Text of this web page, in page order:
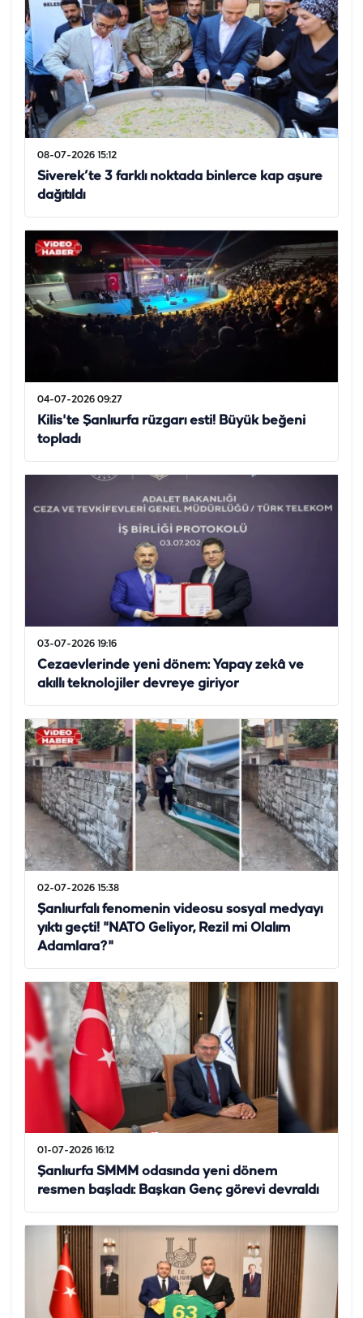
08-07-2026 15:12
Siverek’te 3 farklı noktada binlerce kap aşure
dağıtıldı
04-07-2026 09:27
Kilis'te Şanlıurfa rüzgarı esti! Büyük beğeni
topladı
03-07-2026 19:16
Cezaevlerinde yeni dönem: Yapay zekâ ve
akıllı teknolojiler devreye giriyor
02-07-2026 15:38
Şanlıurfalı fenomenin videosu sosyal medyayı
yıktı geçti! "NATO Geliyor, Rezil mi Olalım
Adamlara?"
01-07-2026 16:12
Şanlıurfa SMMM odasında yeni dönem
resmen başladı: Başkan Genç görevi devraldı